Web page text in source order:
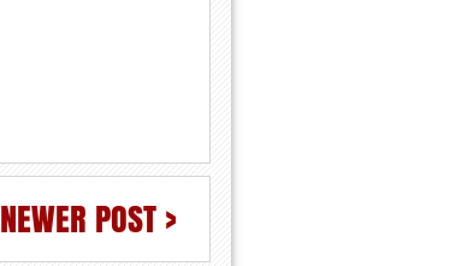
NEWER POST >